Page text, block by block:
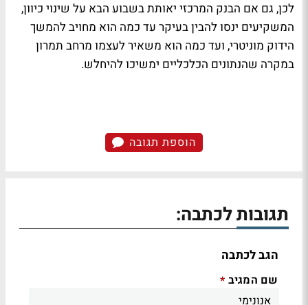
לכן, גם אם הבנק המרכזי יאותת בשבוע הבא על שינוי כיוון,
המשקיעים ינסו להבין בעיקר עד כמה הוא מחויב להמשך
הידוק מוניטרי, ועד כמה הוא משאיר לעצמו מרחב תמרון
במקרה שהנתונים הכלכליים ימשיכו להיחלש.
הוספת תגובה
תגובות לכתבה:
הגב לכתבה
שם המגיב *